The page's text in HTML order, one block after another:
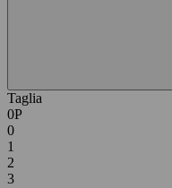
Taglia
0P
0
1
2
3